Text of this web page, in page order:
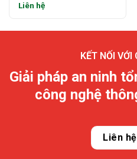
Liên hệ
KẾT NỐI VỚI
Giải pháp an ninh
công nghệ
Liên